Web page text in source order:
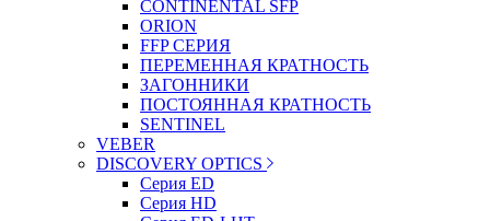
CONTINENTAL SFP
ORION
FFP СЕРИЯ
ПЕРЕМЕННАЯ КРАТНОСТЬ
ЗАГОННИКИ
ПОСТОЯННАЯ КРАТНОСТЬ
SENTINEL
VEBER
DISCOVERY OPTICS
Серия ED
Серия HD